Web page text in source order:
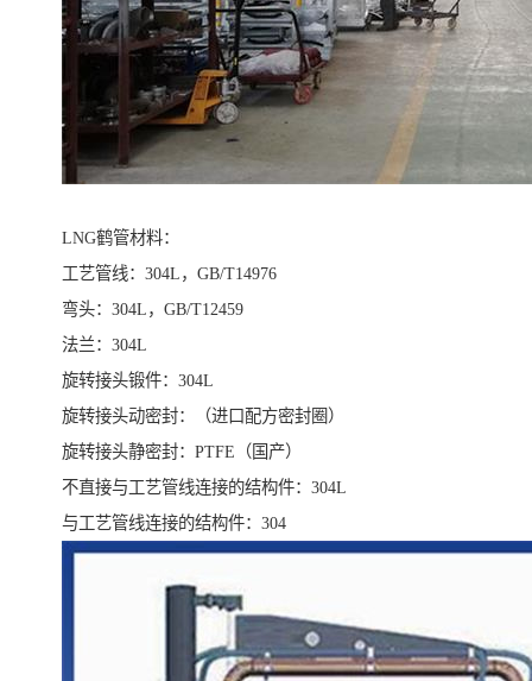
LNG鹤管材料：
工艺管线：304L，GB/T14976
弯头：304L，GB/T12459
法兰：304L
旋转接头锻件：304L
旋转接头动密封：（进口配方密封圈）
旋转接头静密封：PTFE（国产）
不直接与工艺管线连接的结构件：304L
与工艺管线连接的结构件：304